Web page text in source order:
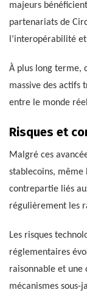
majeurs
partenariats de
l’interopérabilité
À plus long terme,
massive des actifs
entre le monde
Risques et
Malgré ces
stablecoins, même
contrepartie liés
régulièrement les
Les risques
réglementaires
raisonnable et une
mécanismes sous-